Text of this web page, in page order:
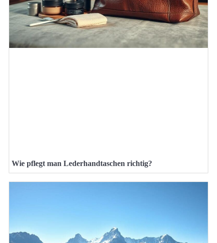
Wie pflegt man Lederhandtaschen richtig?